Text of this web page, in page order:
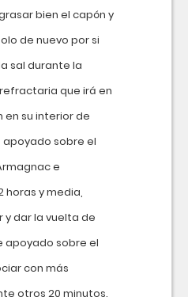
bien el capón y
de nuevo por si
sal durante la
que irá en
en su interior de
sobre el
e
horas y media,
y dar la vuelta de
apoyado sobre el
con más
otros 20 minutos.